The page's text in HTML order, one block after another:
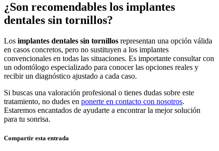
¿Son recomendables los implantes
dentales sin tornillos?
Los implantes dentales sin tornillos representan una opción válida
en casos concretos, pero no sustituyen a los implantes
convencionales en todas las situaciones. Es importante consultar con
un odontólogo especializado para conocer las opciones reales y
recibir un diagnóstico ajustado a cada caso.
Si buscas una valoración profesional o tienes dudas sobre este
tratamiento, no dudes en ponerte en contacto con nosotros.
Estaremos encantados de ayudarte a encontrar la mejor solución
para tu sonrisa.
Compartir esta entrada